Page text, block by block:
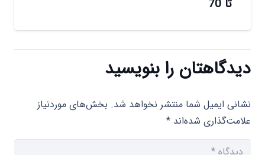
تا 70
دیدگاهتان را بنویسید
نشانی ایمیل شما منتشر نخواهد شد. بخش‌های موردنیاز
علامت‌گذاری شده‌اند *